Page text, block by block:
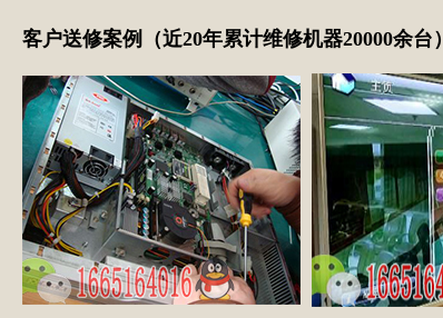
客户送修案例（近20年累计维修机器20000余台）